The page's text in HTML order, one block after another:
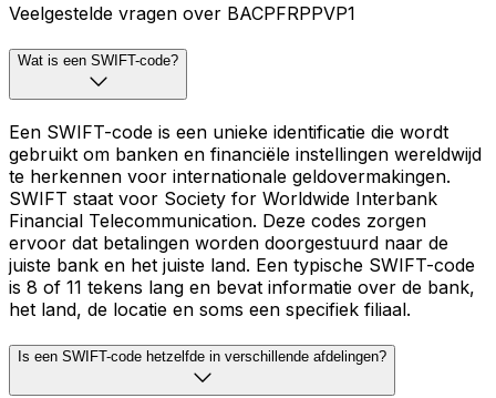
Veelgestelde vragen over BACPFRPPVP1
Wat is een SWIFT-code?
Een SWIFT-code is een unieke identificatie die wordt
gebruikt om banken en financiële instellingen wereldwijd
te herkennen voor internationale geldovermakingen.
SWIFT staat voor Society for Worldwide Interbank
Financial Telecommunication. Deze codes zorgen
ervoor dat betalingen worden doorgestuurd naar de
juiste bank en het juiste land. Een typische SWIFT-code
is 8 of 11 tekens lang en bevat informatie over de bank,
het land, de locatie en soms een specifiek filiaal.
Is een SWIFT-code hetzelfde in verschillende afdelingen?